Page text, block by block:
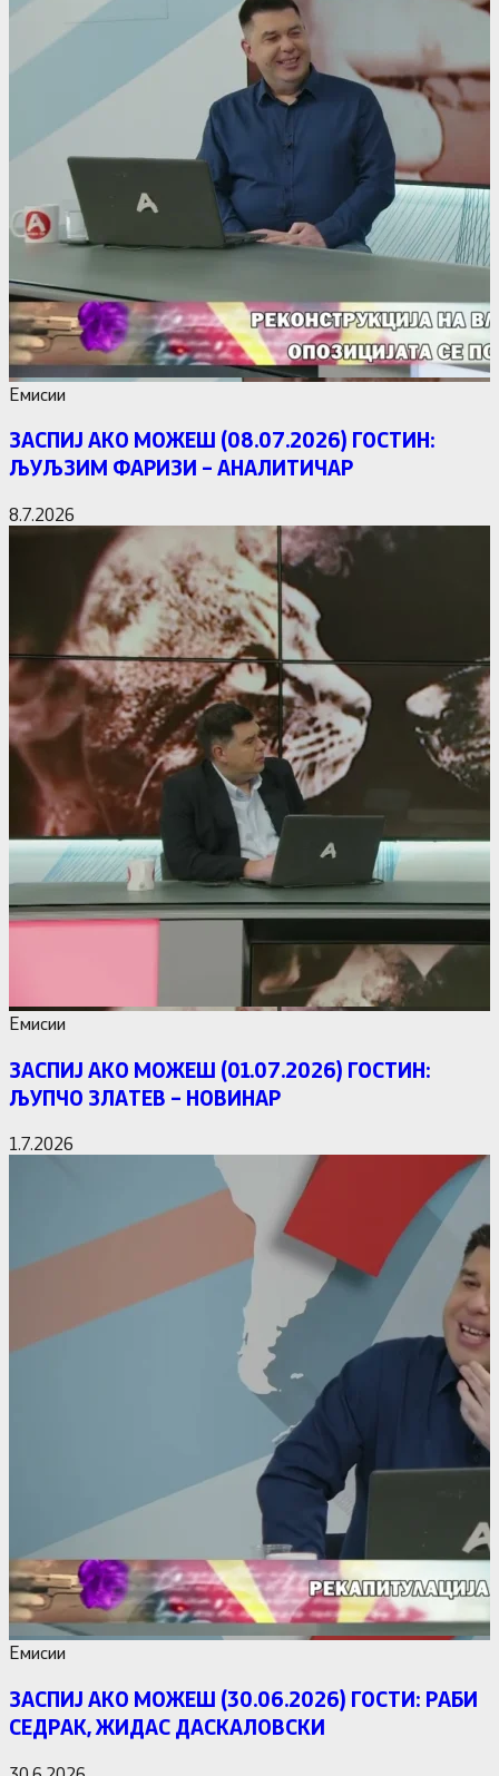
Емисии
ЗАСПИЈ АКО МОЖЕШ (08.07.2026) ГОСТИН:
ЉУЉЗИМ ФАРИЗИ – АНАЛИТИЧАР
8.7.2026
Емисии
ЗАСПИЈ АКО МОЖЕШ (01.07.2026) ГОСТИН:
ЉУПЧО ЗЛАТЕВ – НОВИНАР
1.7.2026
Емисии
ЗАСПИЈ АКО МОЖЕШ (30.06.2026) ГОСТИ: РАБИ
СЕДРАК, ЖИДАС ДАСКАЛОВСКИ